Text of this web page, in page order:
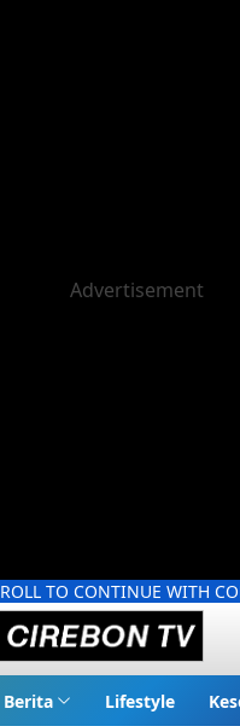
TO CONTINUE WITH
Berita Lifestyle